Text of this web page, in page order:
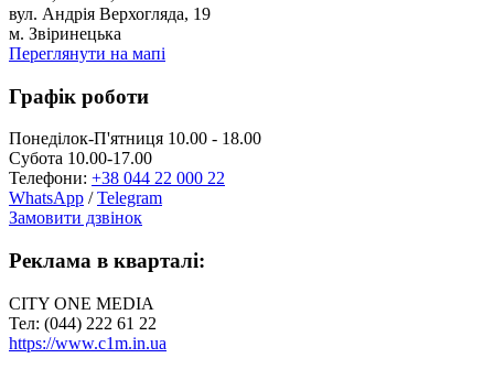
вул. Андрія Верхогляда, 19
м. Звіринецька
Переглянути на мапі
Графік роботи
Понеділок-П'ятниця 10.00 - 18.00
Субота 10.00-17.00
Телефони: +38 044 22 000 22
WhatsApp /Telegram
Замовити дзвінок
Реклама в кварталі:
CITY ONE MEDIA
Тел: (044) 222 61 22
https://www.c1m.in.ua